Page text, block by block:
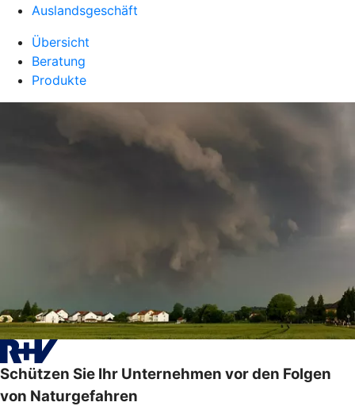
Auslandsgeschäft
Übersicht
Beratung
Produkte
Schützen Sie Ihr Unternehmen vor den Folgen
von Naturgefahren